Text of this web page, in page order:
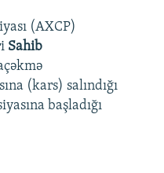
360p
720p
1080p
(AXCP)
Sahib
(kars) salındığı
başladığı